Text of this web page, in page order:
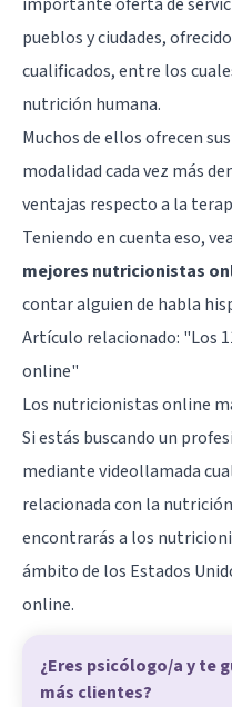
pueblos y ciudades,
cualificados, entre los
nutrición humana.
Muchos de ellos ofrecen
modalidad cada vez más
ventajas respecto a la
Teniendo en cuenta eso,
mejores nutricionistas
contar alguien de habla
Artículo relacionado: "Los
online"
Los nutricionistas online
Si estás buscando un
mediante videollamada
relacionada con la
encontrarás a los
ámbito de los Estados
online.
¿Eres psicólogo/a y te
más clientes?